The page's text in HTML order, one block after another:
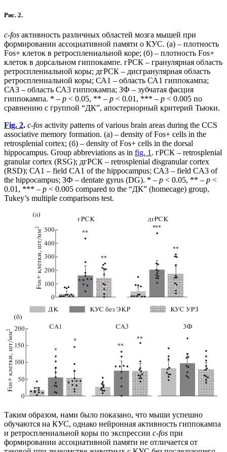
Рис. 2.
c-fos активность различных областей мозга мышей при
формировании ассоциативной памяти о КУС. (а) – плотность
Fos+ клеток в ретросплениальной коре; (б) – плотность Fos+
клеток в дорсальном гиппокампе. гРСК – гранулярная область
ретросплениальной коры; дгРСК – дисгранулярная область
ретросплениальной коры; СА1 – область СА1 гиппокампа;
СА3 – область СА3 гиппокампа; ЗФ – зубчатая фасция
гиппокампа. * – p < 0.05, ** – p < 0.01, *** – p < 0.005 по
сравнению с группой “ДК”, апостериорный критерий Тьюки.
Fig. 2. c-fos activity patterns of various brain areas during the CCS
associative memory formation. (a) – density of Fos+ cells in the
retrosplenial cortex; (б) – density of Fos+ cells in the dorsal
hippocampus. Group abbreviations as in fig. 1 . гРСК – retrosplenial
granular cortex (RSG); дгРСК – retrosplenial disgranular cortex
(RSD); СА1 – field CA1 of the hippocampus; СА3 – field CA3 of
the hippocampus; ЗФ – dentate gyrus (DG). * – p < 0.05, ** – p <
0.01, *** – p < 0.005 compared to the “ДК” (homecage) group,
Tukey’s multiple comparisons test.
Таким образом, нами было показано, что мыши успешно
обучаются на КУС, однако нейронная активность гиппокампа
и ретросплениальной коры по экспрессии с-fos при
формировании ассоциативной памяти не отличается от